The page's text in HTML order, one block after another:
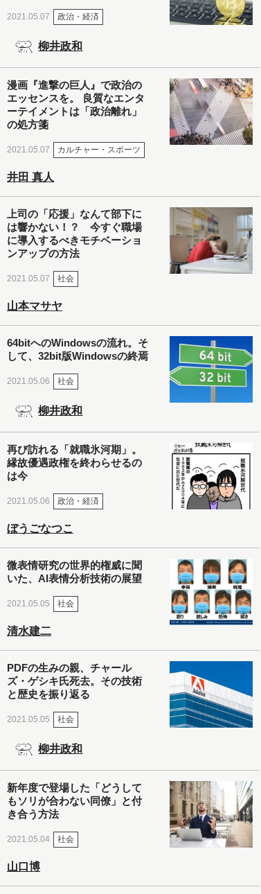
2021.05.07 政治・経済
柳井政和
漫画『進撃の巨人』で政治の
エッセンスを。 良質なエンタ
ーテイメントは「政治離れ」
の処方箋
2021.05.07 カルチャー・スポーツ
井田 真人
上司の「応援」なんて部下に
は響かない！？ 今すぐ職場
に導入するべきモチベーショ
ンアップの方法
2021.05.07 社会
山本マサヤ
64bitへのWindowsの流れ。そ
して、32bit版Windowsの終焉
2021.05.06 社会
柳井政和
再び訪れる「就職氷河期」。
縁故優遇政権を終わらせるの
は今
2021.05.06 政治・経済
ぼうごなつこ
微表情研究の世界的権威に聞
いた、AI表情分析技術の展望
2021.05.05 社会
清水建二
PDFの生みの親、チャール
ズ・ゲシキ氏死去。その技術
と歴史を振り返る
2021.05.05 社会
柳井政和
新年度で登場した「どうして
もソリが合わない同僚」と付
き合う方法
2021.05.04 社会
山口博